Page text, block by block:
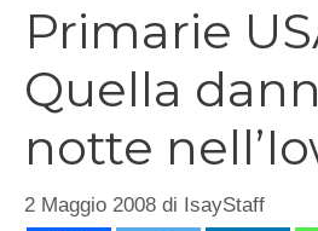
Primarie
Quella
notte
2 Maggio 2008 di IsayStaff